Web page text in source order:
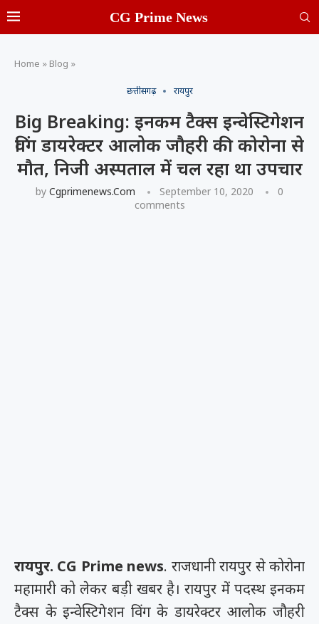
CG Prime News
Home » Blog »
छत्तीसगढ़ रायपुर
Big Breaking: इनकम टैक्स इन्वेस्टिगेशन
विंग डायरेक्टर आलोक जौहरी की कोरोना से
मौत, निजी अस्पताल में चल रहा था उपचार
by Cgprimenews.com September 10, 2020
0
comments
रायपुर. CG Prime news. राजधानी रायपुर से कोरोना
महामारी को लेकर बड़ी खबर है। रायपुर में पदस्थ इनकम
टैक्स के इन्वेस्टिगेशन विंग के डायरेक्टर आलोक जौहरी